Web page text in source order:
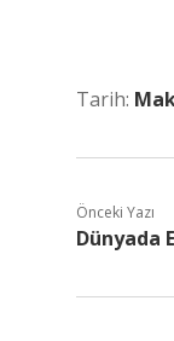
Tarih:
Önceki Yazı
Dünyada